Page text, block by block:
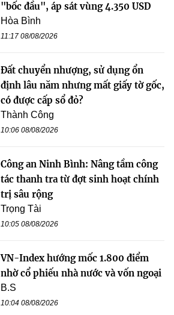
"bốc đầu", áp sát vùng 4.350 USD
Hòa Bình
11:17 08/08/2026
Đất chuyển nhượng, sử dụng ổn
định lâu năm nhưng mất giấy tờ gốc,
có được cấp sổ đỏ?
Thành Công
10:06 08/08/2026
Công an Ninh Bình: Nâng tầm công
tác thanh tra từ đợt sinh hoạt chính
trị sâu rộng
Trọng Tài
10:05 08/08/2026
VN-Index hướng mốc 1.800 điểm
nhờ cổ phiếu nhà nước và vốn ngoại
B.S
10:04 08/08/2026